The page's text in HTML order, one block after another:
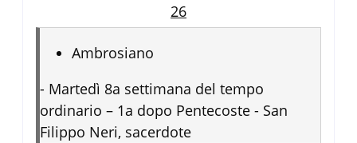
26
Ambrosiano
- Martedì 8a settimana del tempo
ordinario – 1a dopo Pentecoste - San
Filippo Neri, sacerdote